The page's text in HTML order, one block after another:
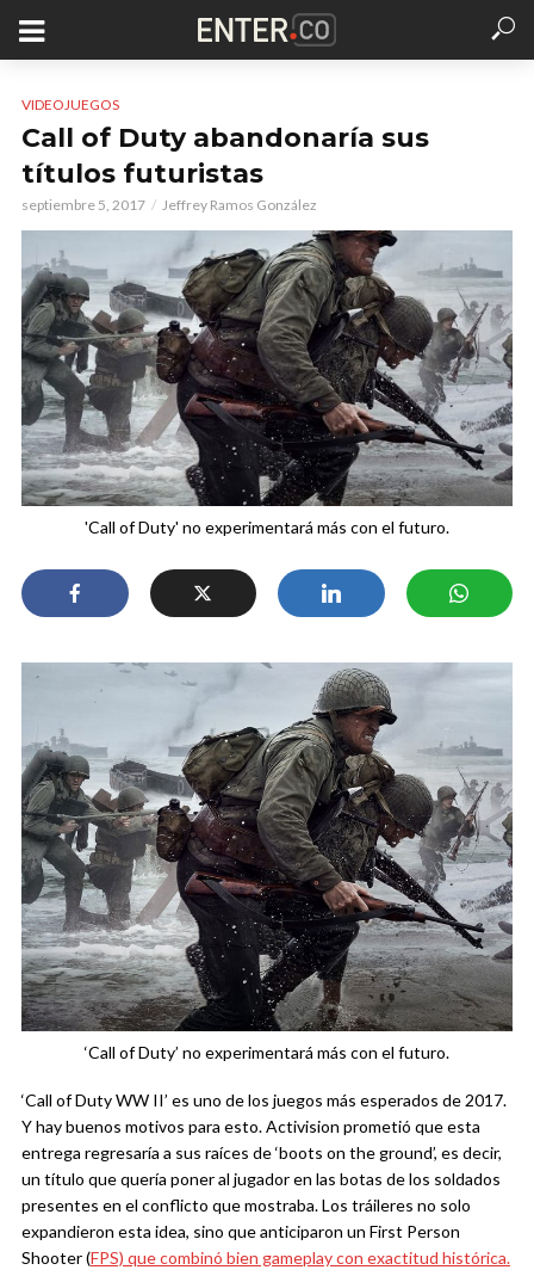
VIDEOJUEGOS
Call of Duty abandonaría sus
títulos futuristas
septiembre 5, 2017 Jeffrey Ramos González
'Call of Duty' no experimentará más con el futuro.
‘Call of Duty’ no experimentará más con el futuro.
‘Call of Duty WW II’ es uno de los juegos más esperados de 2017.
Y hay buenos motivos para esto. Activision prometió que esta
entrega regresaría a sus raíces de ‘boots on the ground’, es decir,
un título que quería poner al jugador en las botas de los soldados
presentes en el conflicto que mostraba. Los tráileres no solo
expandieron esta idea, sino que anticiparon un First Person
Shooter (FPS) que combinó bien gameplay con exactitud histórica.